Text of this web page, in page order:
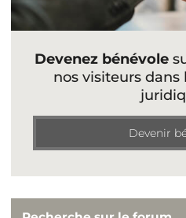
Devenez bénévole
nos visiteurs
Devenir